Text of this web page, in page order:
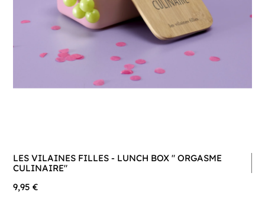
LES VILAINES FILLES - LUNCH BOX " ORGASME
CULINAIRE"
9,95 €